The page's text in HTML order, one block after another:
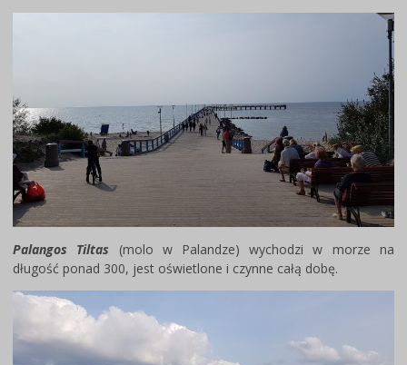
Palangos Tiltas (molo w Palandze) wychodzi w morze na
długość ponad 300, jest oświetlone i czynne całą dobę.